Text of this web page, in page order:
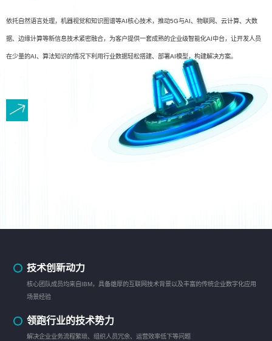
依托自然语言处理，机器视觉和知识图谱等AI核心技术，推动5G与AI、物联网、云计算、大数
据、边缘计算等新信息技术紧密融合，为客户提供一套成熟的企业级智能化AI中台，让开发人员
在少量的AI、算法知识的情况下利用行业数据轻松搭建、部署AI模型，构建解决方案。
技术创新动力
核心团队成员均来自IBM，具备雄厚的互联网技术背景以及丰富的传统企业数字化应用
场景经验
领跑行业的技术势力
解决企业业务流程繁琐、组织人员冗余、运营效率低下等问题